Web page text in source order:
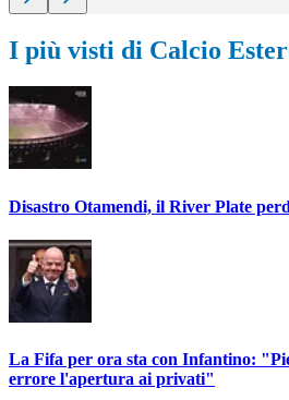
I più visti di Calcio
Disastro Otamendi, il River Plate
La Fifa per ora sta con Infantino:
errore l'apertura ai privati"